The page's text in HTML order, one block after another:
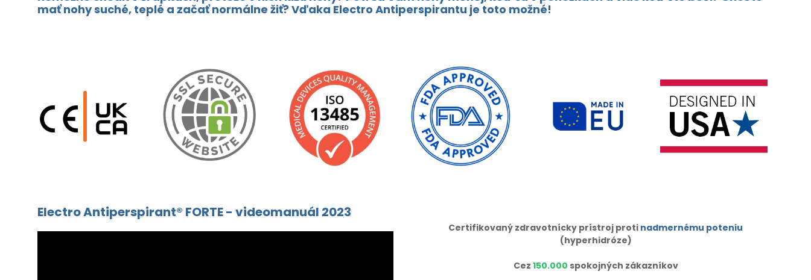
mať nohy suché, teplé a začať normálne žiť? Vďaka Electro Antiperspirantu je toto možné!
Electro Antiperspirant® FORTE - videomanuál 2023
Certifikovaný zdravotnícky prístroj proti nadmernému poteniu
(hyperhidróze)
Cez 150.000 spokojných zákazníkov